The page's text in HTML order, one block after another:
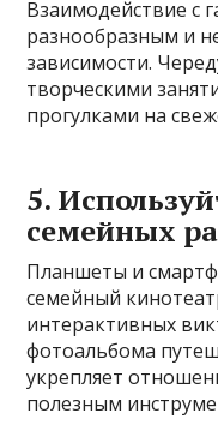
Взаимодействие с
разнообразным и
зависимости.
творческими
прогулками на
5.
семейных
Планшеты и
семейный
интерактивных
фотоальбома
укрепляет
полезным